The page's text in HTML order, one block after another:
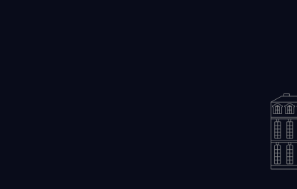
consommation des ménages.
logement atteint les sommets
C'est en moyenne un quart de
certains d'entre eux, c'est encore
plus jeunes, grandit le sentiment